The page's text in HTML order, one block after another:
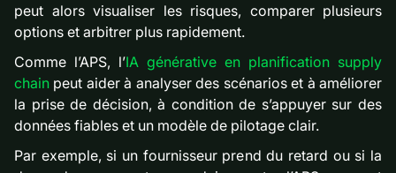
peut alors visualiser les risques, comparer plusieurs
options et arbitrer plus rapidement.
Comme l’APS, l’IA générative en planification supply
chain peut aider à analyser des scénarios et à améliorer
la prise de décision, à condition de s’appuyer sur des
données fiables et un modèle de pilotage clair.
Par exemple, si un fournisseur prend du retard ou si la